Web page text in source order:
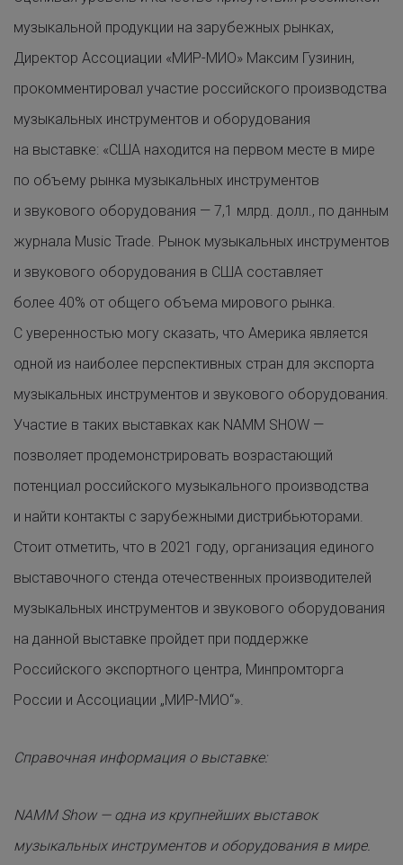
музыкальной продукции на зарубежных рынках,
Директор Ассоциации «МИР-МИО» Максим Гузинин,
прокомментировал участие российского производства
музыкальных инструментов и оборудования
на выставке: «США находится на первом месте в мире
по объему рынка музыкальных инструментов
и звукового оборудования — 7,1 млрд. долл., по данным
журнала Music Trade. Рынок музыкальных инструментов
и звукового оборудования в США составляет
более 40% от общего объема мирового рынка.
С уверенностью могу сказать, что Америка является
одной из наиболее перспективных стран для экспорта
музыкальных инструментов и звукового оборудования.
Участие в таких выставках как NAMM SHOW —
позволяет продемонстрировать возрастающий
потенциал российского музыкального производства
и найти контакты с зарубежными дистрибьюторами.
Стоит отметить, что в 2021 году, организация единого
выставочного стенда отечественных производителей
музыкальных инструментов и звукового оборудования
на данной выставке пройдет при поддержке
Российского экспортного центра, Минпромторга
России и Ассоциации „МИР-МИО“».
Справочная информация о выставке:
NAMM Show— одна из крупнейших выставок
музыкальных инструментов и оборудования в мире.